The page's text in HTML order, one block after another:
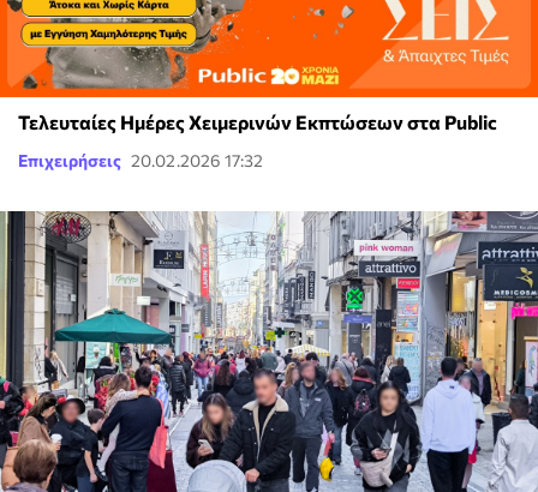
Τελευταίες Ημέρες Χειμερινών Εκπτώσεων στα Public
Επιχειρήσεις 20.02.2026 17:32